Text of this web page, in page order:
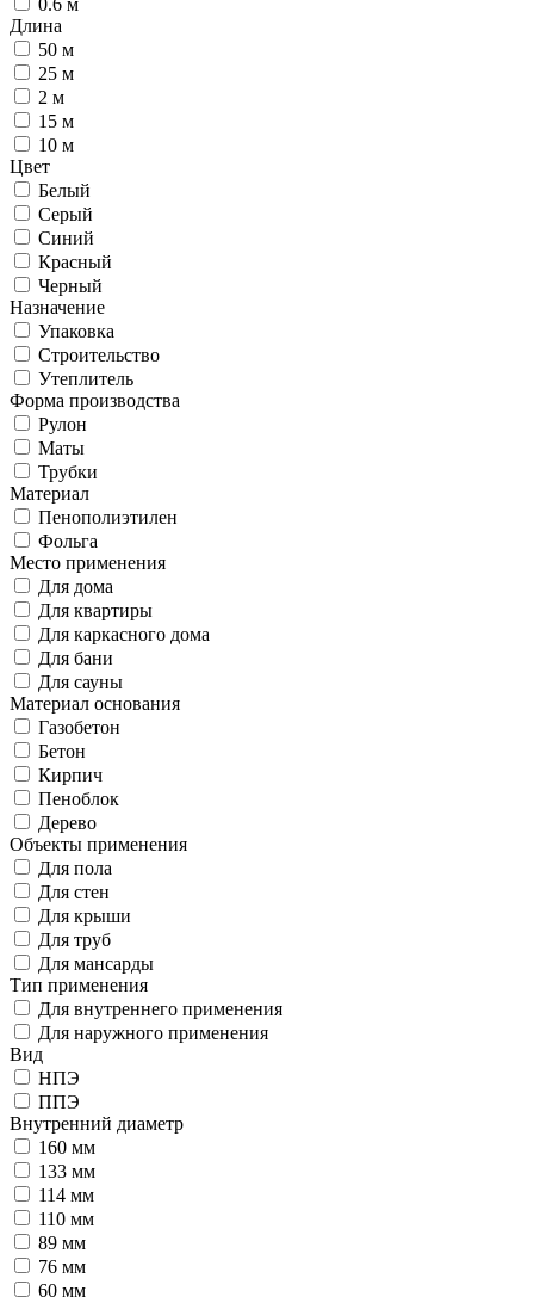
0.6 м
Длина
50 м
25 м
2 м
15 м
10 м
Цвет
Белый
Серый
Синий
Красный
Черный
Назначение
Упаковка
Строительство
Утеплитель
Форма производства
Рулон
Маты
Трубки
Материал
Пенополиэтилен
Фольга
Место применения
Для дома
Для квартиры
Для каркасного дома
Для бани
Для сауны
Материал основания
Газобетон
Бетон
Кирпич
Пеноблок
Дерево
Объекты применения
Для пола
Для стен
Для крыши
Для труб
Для мансарды
Тип применения
Для внутреннего применения
Для наружного применения
Вид
НПЭ
ППЭ
Внутренний диаметр
160 мм
133 мм
114 мм
110 мм
89 мм
76 мм
60 мм